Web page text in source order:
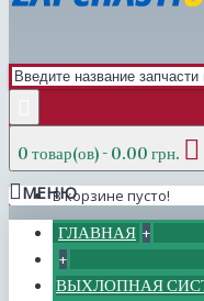
0 товар(ов) - 0.00 грн.
В корзине пусто!
МЕНЮ
ГЛАВНАЯ +
+
ВЫХЛОПНАЯ